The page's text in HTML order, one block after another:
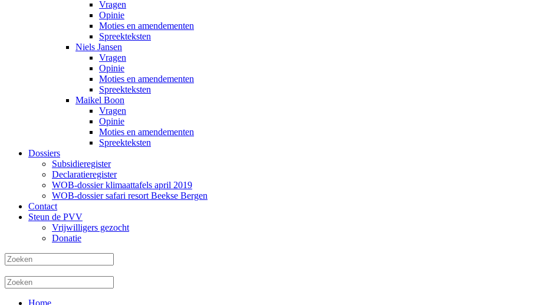
Vragen
Opinie
Moties en amendementen
Spreekteksten
Niels Jansen
Vragen
Opinie
Moties en amendementen
Spreekteksten
Maikel Boon
Vragen
Opinie
Moties en amendementen
Spreekteksten
Dossiers
Subsidieregister
Declaratieregister
WOB-dossier klimaattafels april 2019
WOB-dossier safari resort Beekse Bergen
Contact
Steun de PVV
Vrijwilligers gezocht
Donatie
Home